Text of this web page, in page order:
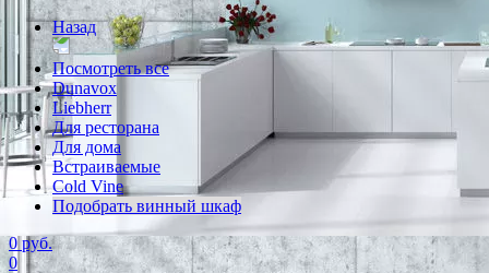
Назад
Посмотреть все
Dunavox
Liebherr
Для ресторана
Для дома
Встраиваемые
Cold Vine
Подобрать винный шкаф
0 руб.
0